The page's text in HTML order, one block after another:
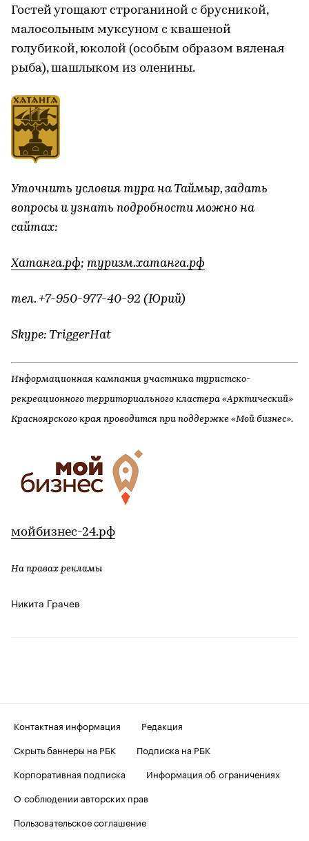
Гостей угощают строганиной с брусникой,
малосольным муксуном с квашеной
голубикой, юколой (особым образом вяленая
рыба), шашлыком из оленины.
Уточнить условия тура на Таймыр, задать
вопросы и узнать подробности можно на
сайтах:
Хатанга.рф; туризм.хатанга.рф
тел. +7-950-977-40-92 (Юрий)
Skype: TriggerHat
Информационная кампания участника туристско-
рекреационного территориального кластера «Арктический»
Красноярского края проводится при поддержке «Мой бизнес».
мойбизнес-24.рф
На правах рекламы
Никита Грачев
Контактная информация
Редакция
Скрыть баннеры на РБК
Подписка на РБК
Корпоративная подписка
Информация об ограничениях
О соблюдении авторских прав
Пользовательское соглашение